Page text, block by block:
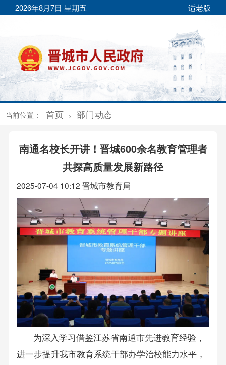
2026年8月7日 星期五 适老版
当前位置： 首页 > 部门动态
南通名校长开讲！晋城600余名教育管理者
共探高质量发展新路径
2025-07-04 10:12 晋城市教育局
为深入学习借鉴江苏省南通市先进教育经验，
进一步提升我市教育系统干部办学治校能力水平，